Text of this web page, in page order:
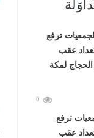
0
ترفع
عقب